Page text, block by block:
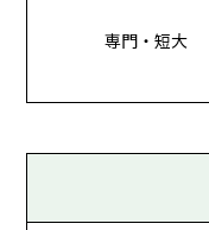
専門・短大